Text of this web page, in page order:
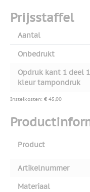
Prijsstaffel
Aantal
Onbedrukt
Opdruk kant 1 deel
kleur tampondruk
Instelkosten: € 45,00
Product
Artikelnummer
Materiaal